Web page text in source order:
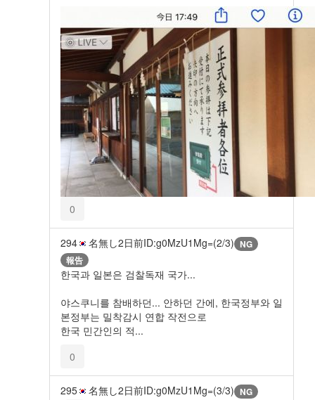
0
294 名無し2日前ID:g0MzU1Mg=(2/3) NG
報告
한국과 일본은 검찰독재 국가...
야스쿠니를 참배하던... 안하던 간에, 한국정부와 일
본정부는 밀착감시 연합 작전으로
한국 민간인의 적...
0
295 名無し2日前ID:g0MzU1Mg=(3/3) NG